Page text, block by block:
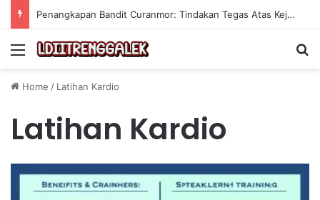
Penangkapan Bandit Curanmor: Tindakan Tegas Atas Kejahatan Sepeda Motor
Menu
Home / Latihan Kardio
Latihan Kardio